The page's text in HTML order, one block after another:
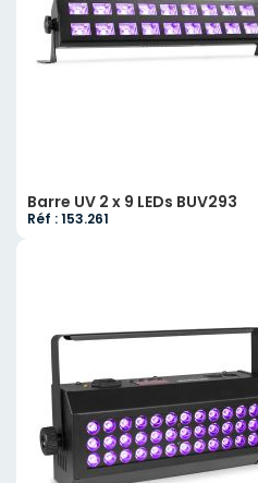
Barre UV 2 x 9 LEDs BUV293
Réf : 153.261